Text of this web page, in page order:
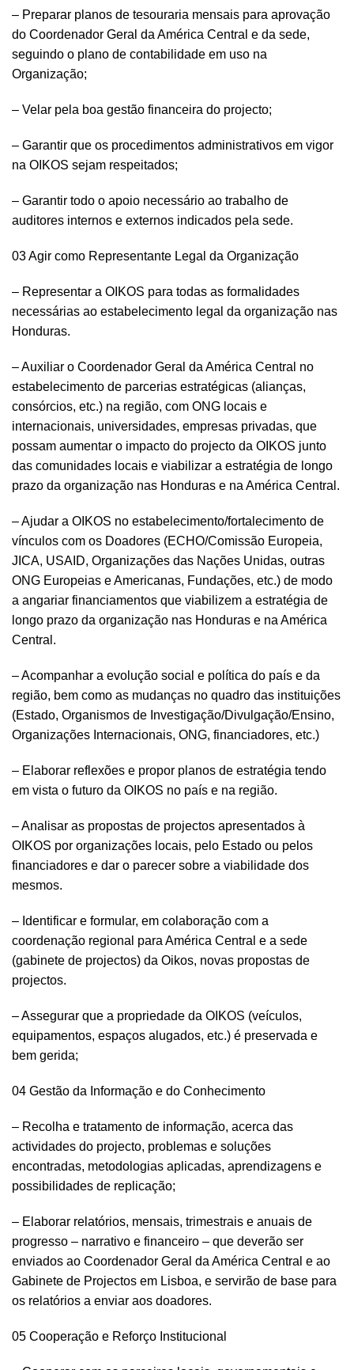
– Preparar planos de tesouraria mensais para aprovação
do Coordenador Geral da América Central e da sede,
seguindo o plano de contabilidade em uso na
Organização;
– Velar pela boa gestão financeira do projecto;
– Garantir que os procedimentos administrativos em vigor
na OIKOS sejam respeitados;
– Garantir todo o apoio necessário ao trabalho de
auditores internos e externos indicados pela sede.
03 Agir como Representante Legal da Organização
– Representar a OIKOS para todas as formalidades
necessárias ao estabelecimento legal da organização nas
Honduras.
– Auxiliar o Coordenador Geral da América Central no
estabelecimento de parcerias estratégicas (alianças,
consórcios, etc.) na região, com ONG locais e
internacionais, universidades, empresas privadas, que
possam aumentar o impacto do projecto da OIKOS junto
das comunidades locais e viabilizar a estratégia de longo
prazo da organização nas Honduras e na América Central.
– Ajudar a OIKOS no estabelecimento/fortalecimento de
vínculos com os Doadores (ECHO/Comissão Europeia,
JICA, USAID, Organizações das Nações Unidas, outras
ONG Europeias e Americanas, Fundações, etc.) de modo
a angariar financiamentos que viabilizem a estratégia de
longo prazo da organização nas Honduras e na América
Central.
– Acompanhar a evolução social e política do país e da
região, bem como as mudanças no quadro das instituições
(Estado, Organismos de Investigação/Divulgação/Ensino,
Organizações Internacionais, ONG, financiadores, etc.)
– Elaborar reflexões e propor planos de estratégia tendo
em vista o futuro da OIKOS no país e na região.
– Analisar as propostas de projectos apresentados à
OIKOS por organizações locais, pelo Estado ou pelos
financiadores e dar o parecer sobre a viabilidade dos
mesmos.
– Identificar e formular, em colaboração com a
coordenação regional para América Central e a sede
(gabinete de projectos) da Oikos, novas propostas de
projectos.
– Assegurar que a propriedade da OIKOS (veículos,
equipamentos, espaços alugados, etc.) é preservada e
bem gerida;
04 Gestão da Informação e do Conhecimento
– Recolha e tratamento de informação, acerca das
actividades do projecto, problemas e soluções
encontradas, metodologias aplicadas, aprendizagens e
possibilidades de replicação;
– Elaborar relatórios, mensais, trimestrais e anuais de
progresso – narrativo e financeiro – que deverão ser
enviados ao Coordenador Geral da América Central e ao
Gabinete de Projectos em Lisboa, e servirão de base para
os relatórios a enviar aos doadores.
05 Cooperação e Reforço Institucional